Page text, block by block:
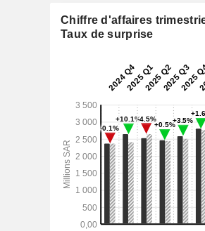
Chiffre d'affaires
Taux de surprise